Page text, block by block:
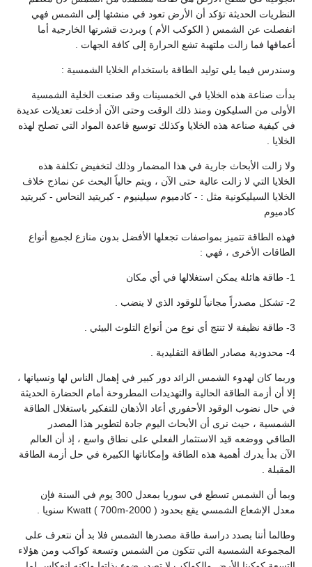
النظريات الحديثة تؤكد أن الأرض تعود في منشئها إلى الشمس فهي
انفصلت عن الشمس ( الكوكب الأم ) وبردت قشرتها الخارجية أما
أعماقها فما زالت ملتهبة تشع الحرارة إلى كافة الجهات .
وسندرس فيما يلي توليد الطاقة باستخدام الخلايا الشمسية :
بدأت صناعة هذه الخلايا في الخمسينات وقد صنعت الخلية الشمسية
الأولى من السليكون ومنذ ذلك الوقت وحتى الآن أدخلت تعديلات عديدة
في كيفية صناعة هذه الخلايا وكذلك توسيع قاعدة المواد التي تصلح لهذه
الخلايا .
ولا زالت الأبحاث جارية في هذا المضمار وذلك لتخفيض تكلفة هذه
الخلايا التي لا زالت عالية حتى الآن ، ويتم حالياً البحث عن نماذج خلاف
الخلايا السيليكونية مثل : - كادميوم سيلينيوم - كبريتيد النحاس - كبريتيد
كادميوم
فهذه الطاقة تتميز بمواصفات تجعلها الأفضل بدون منازع لجميع أنواع
الطاقات الأخرى ، فهي :
1- طاقة هائلة يمكن استغلالها في أي مكان
2- تشكل مصدراً مجانياً للوقود الذي لا ينضب .
3- طاقة نظيفة لا تنتج أي نوع من أنواع التلوث البيئي .
4- محدودية مصادر الطاقة التقليدية .
وربما كان لهدوء الشمس الزائد دور كبير في إهمال الناس لها ونسيانها ،
إلا أن أزمة الطاقة الحالية والتهديدات المطروحة أمام الحضارة الحديثة
في حال نضوب الوقود الأحفوري أعاد الأذهان للتفكير باستغلال الطاقة
الشمسية ، حيث نرى أن الأبحاث اليوم جادة لتطوير هذا المصدر
الطاقي ووضعه قيد الاستثمار الفعلي على نطاق واسع ، إذ أن العالم
الآن بدأ يدرك أهمية هذه الطاقة وإمكاناتها الكبيرة في حل أزمة الطاقة
المقبلة .
وبما أن الشمس تسطع في سوريا بمعدل 300 يوم في السنة فإن
معدل الإشعاع الشمسي يقع بحدود Kwatt ( 700m-2000 ) سنويا .
وطالما أننا بصدد دراسة طاقة مصدرها الشمس فلا بد أن نتعرف على
المجموعة الشمسية التي تتكون من الشمس وتسعة كواكب ومن هؤلاء